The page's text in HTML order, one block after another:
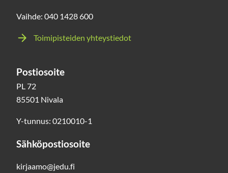
Vaihde: 040 1428 600
Toimipisteiden yhteystiedot
Postiosoite
PL 72
85501 Nivala
Y-tunnus: 0210010-1
Sähköpostiosoite
kirjaamo@jedu.fi